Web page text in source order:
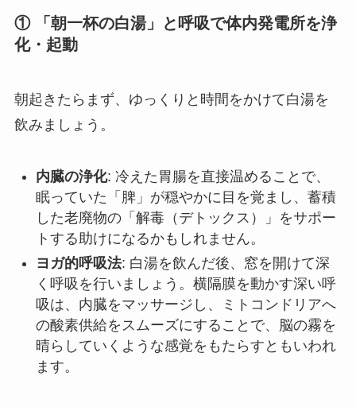
① 「朝一杯の白湯」と呼吸で体内発電所を浄
化・起動
朝起きたらまず、ゆっくりと時間をかけて白湯を
飲みましょう。
内臓の浄化: 冷えた胃腸を直接温めることで、
眠っていた「脾」が穏やかに目を覚まし、蓄積
した老廃物の「解毒（デトックス）」をサポー
トする助けになるかもしれません。
ヨガ的呼吸法: 白湯を飲んだ後、窓を開けて深
く呼吸を行いましょう。横隔膜を動かす深い呼
吸は、内臓をマッサージし、ミトコンドリアへ
の酸素供給をスムーズにすることで、脳の霧を
晴らしていくような感覚をもたらすともいわれ
ます。